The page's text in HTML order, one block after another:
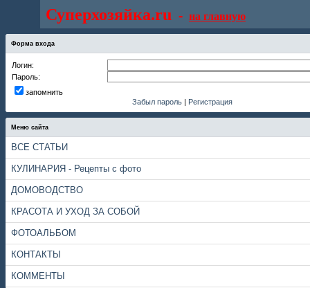
Суперхозяйка.ru - на главную
Форма входа
Логин:
Пароль:
запомнить
Забыл пароль | Регистрация
Меню сайта
ВСЕ СТАТЬИ
КУЛИНАРИЯ - Рецепты с фото
ДОМОВОДСТВО
КРАСОТА И УХОД ЗА СОБОЙ
ФОТОАЛЬБОМ
КОНТАКТЫ
КОММЕНТЫ